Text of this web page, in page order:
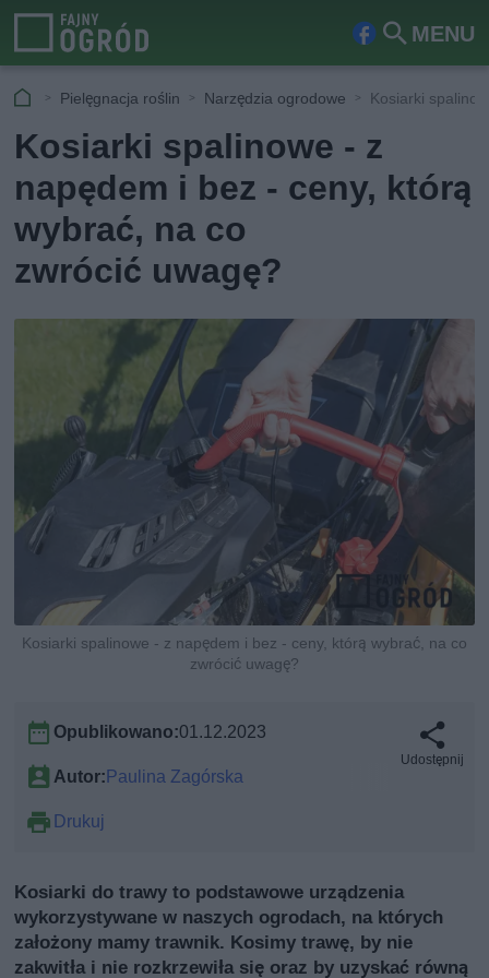
MENU
Fa
ook
Szu
kaj
Pielęgnacja roślin Narzędzia ogrodowe Kosiarki
Kosiarki spalinowe - z
napędem i bez - ceny, którą
wybrać, na co
zwrócić uwagę?
Kosiarki spalinowe - z napędem i bez - ceny, którą wybrać, na co
zwrócić uwagę?
Opublikowano:01.12.2023
Autor:Paulina Zagórska
Drukuj
Udostępnij
Kosiarki do trawy to podstawowe urządzenia
wykorzystywane w naszych ogrodach, na których
założony mamy trawnik. Kosimy trawę, by nie
zakwitła i nie rozkrzewiła się oraz by uzyskać równą